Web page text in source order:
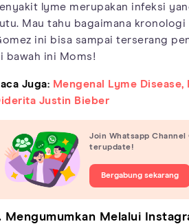
lyme merupakan infeksi
Mau tahu bagaimana kronologi
ini bisa sampai terserang
bawah ini Moms!
Juga: Mengenal Lyme
Justin Bieber
Join Whatsapp
terupdate!
Bergabung sekarang
Mengumumkan Melalui